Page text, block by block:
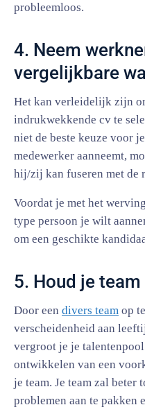
probleemloos.
4. Neem
vergelijkbare
Het kan verleidelijk zijn
indrukwekkende cv te
niet de beste keuze voor
medewerker aanneemt,
hij/zij kan fuseren met de
Voordat je met het
type persoon je wilt
om een geschikte
5. Houd je
Door een divers team op
verscheidenheid aan
vergroot je je
ontwikkelen van een
je team. Je team zal beter
problemen aan te pakken